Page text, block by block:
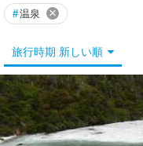
秋
市
男
鹿
半
島
#温泉 ×
旅行時期 新しい順